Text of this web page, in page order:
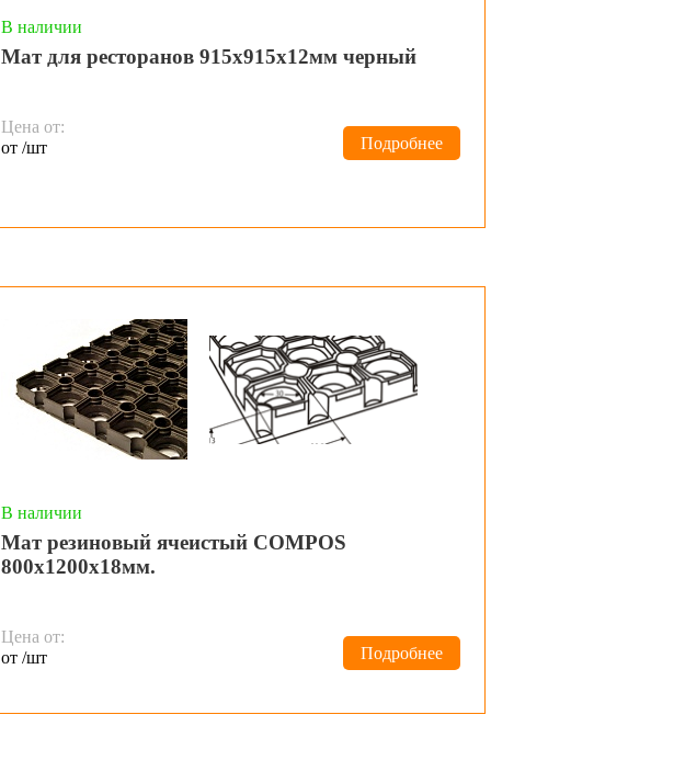
В наличии
Мат для ресторанов 915х915х12мм черный
Цена от:
от /шт
Подробнее
В наличии
Мат резиновый ячеистый COMPOS
800х1200х18мм.
Цена от:
от /шт
Подробнее